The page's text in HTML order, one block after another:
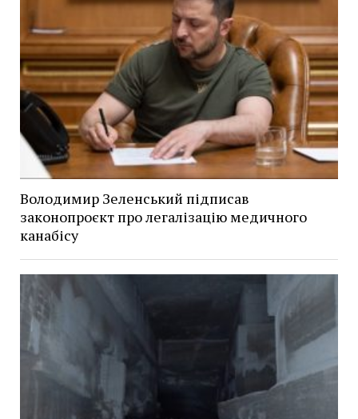
Володимир Зеленський підписав
законопроєкт про легалізацію медичного
канабісу